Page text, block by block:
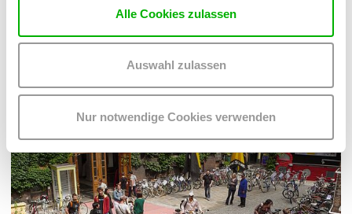
Alle Cookies zulassen
Auswahl zulassen
Nur notwendige Cookies verwenden
Sa 1.8. bis So 30.8.2026 | ab 17 Uhr
Hof